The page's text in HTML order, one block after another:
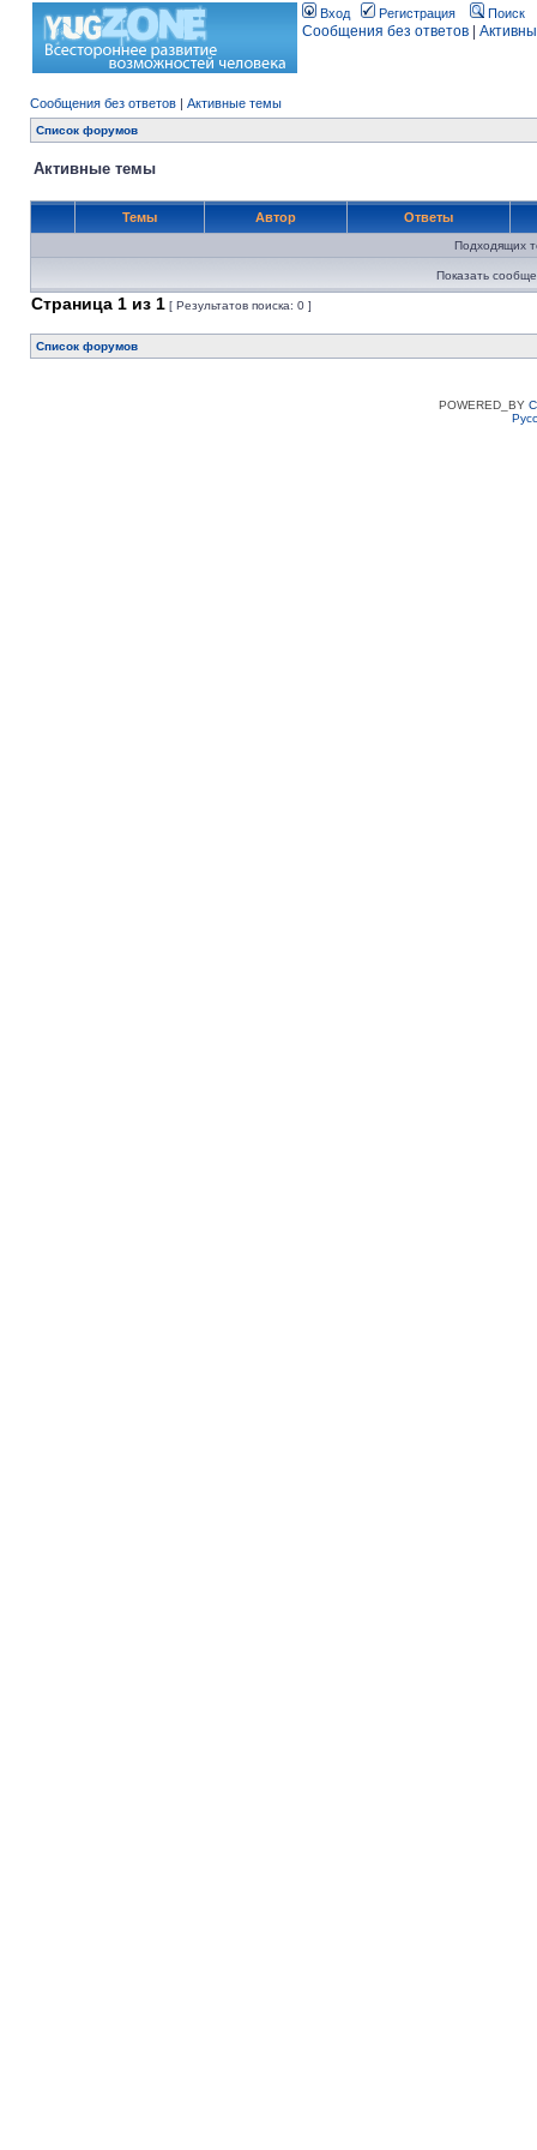
Вход Регистрация Поиск
Сообщения без ответов
Сообщения без ответов | Активные темы
Список форумов
Активные темы
Темы Автор Ответы
Подходящих
Показать
Страница 1 из 1 [ Результатов поиска: 0 ]
Список форумов
POWERED_BY